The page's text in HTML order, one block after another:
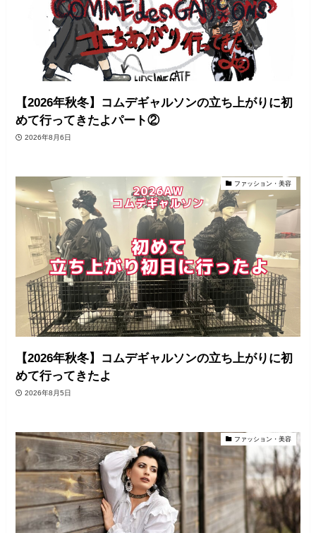
【2026年秋冬】コムデギャルソンの立ち上がりに初
めて行ってきたよパート②
2026年8月6日
ファッション・美容
【2026年秋冬】コムデギャルソンの立ち上がりに初
めて行ってきたよ
2026年8月5日
ファッション・美容